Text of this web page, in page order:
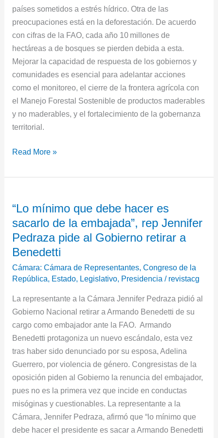
países sometidos a estrés hídrico. Otra de las
preocupaciones está en la deforestación. De acuerdo
con cifras de la FAO, cada año 10 millones de
hectáreas a de bosques se pierden debida a esta.
Mejorar la capacidad de respuesta de los gobiernos y
comunidades es esencial para adelantar acciones
como el monitoreo, el cierre de la frontera agrícola con
el Manejo Forestal Sostenible de productos maderables
y no maderables, y el fortalecimiento de la gobernanza
territorial.
Read More »
“Lo mínimo que debe hacer es
sacarlo de la embajada”, rep Jennifer
Pedraza pide al Gobierno retirar a
Benedetti
Cámara: Cámara de Representantes,Congreso de la
República, Estado, Legislativo, Presidencia / revistacg
La representante a la Cámara Jennifer Pedraza pidió al
Gobierno Nacional retirar a Armando Benedetti de su
cargo como embajador ante la FAO. Armando
Benedetti protagoniza un nuevo escándalo, esta vez
tras haber sido denunciado por su esposa, Adelina
Guerrero, por violencia de género. Congresistas de la
oposición piden al Gobierno la renuncia del embajador,
pues no es la primera vez que incide en conductas
misóginas y cuestionables. La representante a la
Cámara, Jennifer Pedraza, afirmó que “lo mínimo que
debe hacer el presidente es sacar a Armando Benedetti
mínimo
que
debe
hacer
sacarlo
la
embajada”,
rep
Jennifer
Pedraza
pide
al
Gobierno
retirar
a
Benedetti